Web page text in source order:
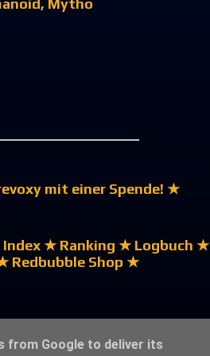
Mytho
mit einer Spende! ★
★ Ranking ★ Logbuch ★
Redbubble Shop ★
from Google to deliver its